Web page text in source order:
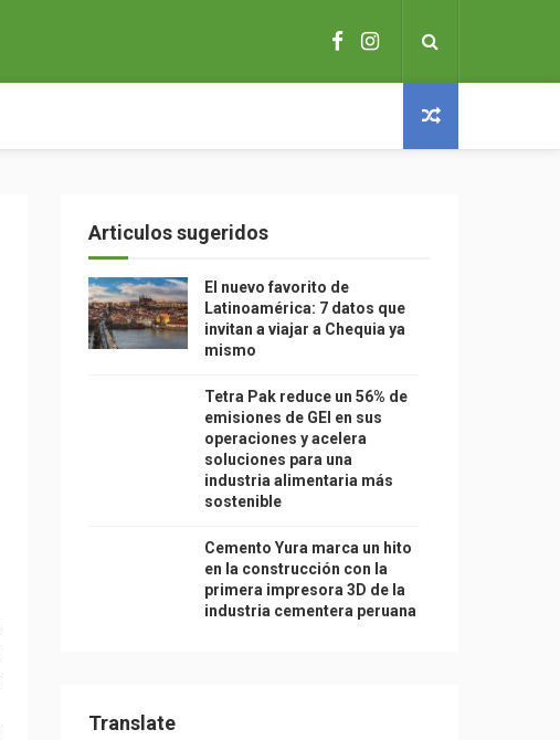
Articulos sugeridos
El nuevo favorito de
Latinoamérica: 7 datos que
invitan a viajar a Chequia ya
mismo
Tetra Pak reduce un 56% de
emisiones de GEI en sus
operaciones y acelera
soluciones para una
industria alimentaria más
sostenible
Cemento Yura marca un hito
en la construcción con la
primera impresora 3D de la
industria cementera peruana
Translate